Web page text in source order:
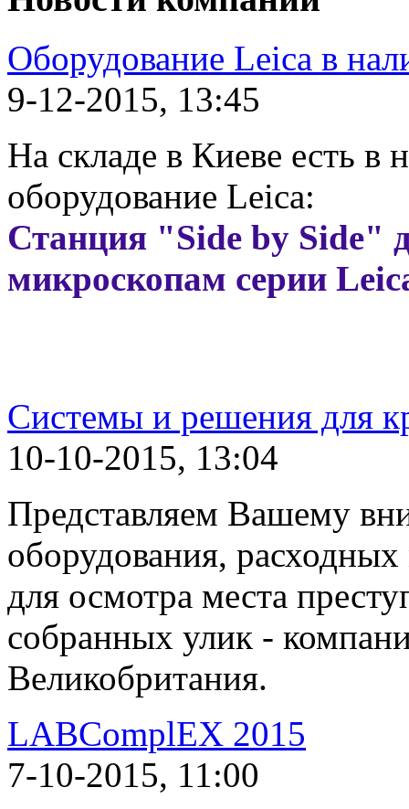
Оборудование Leica в
9-12-2015, 13:45
На складе в Киеве есть в
оборудование Leica:
Станция "Side by Side"
микроскопам серии
Системы и решения для
10-10-2015, 13:04
Представляем Вашему
оборудования,
для осмотра места
собранных улик -
Великобритания.
LABComplEX 2015
7-10-2015, 11:00